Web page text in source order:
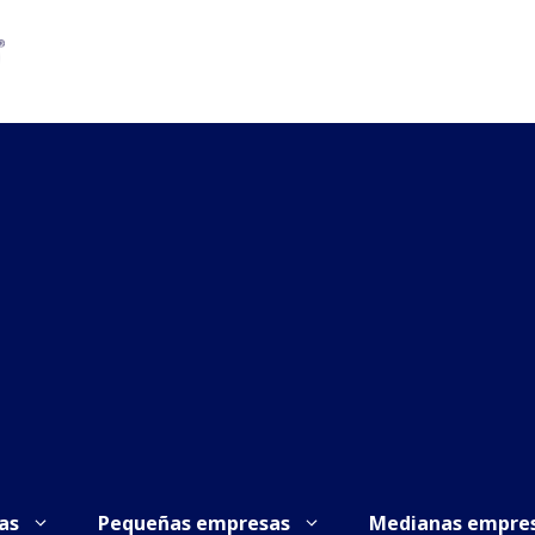
Pequeñas empresas Medianas